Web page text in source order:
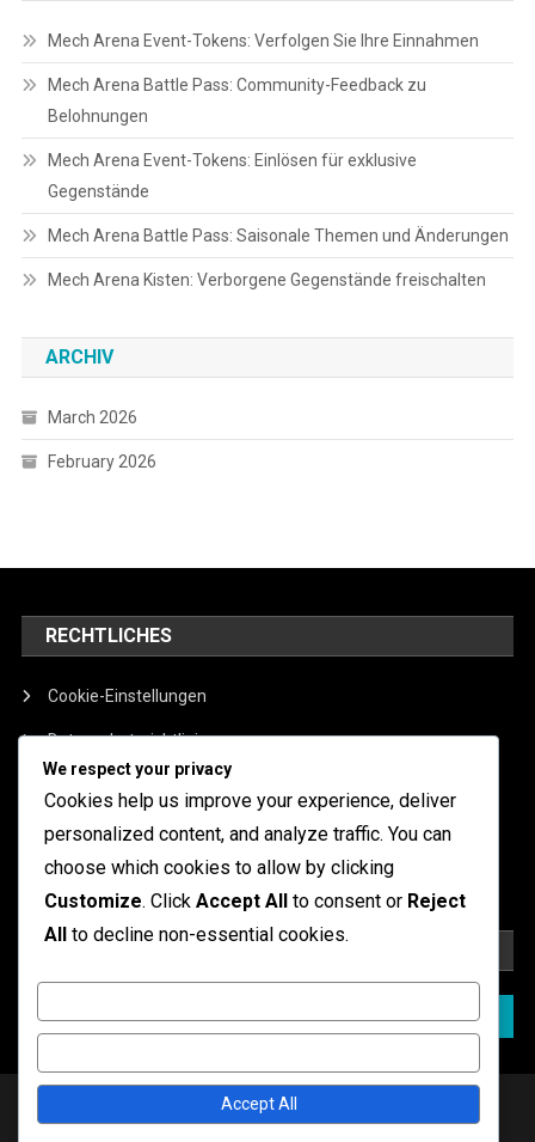
Mech Arena Event-Tokens: Verfolgen Sie Ihre Einnahmen
Mech Arena Battle Pass: Community-Feedback zu
Belohnungen
Mech Arena Event-Tokens: Einlösen für exklusive
Gegenstände
Mech Arena Battle Pass: Saisonale Themen und Änderungen
Mech Arena Kisten: Verborgene Gegenstände freischalten
ARCHIV
March 2026
February 2026
RECHTLICHES
Cookie-Einstellungen
Datenschutzrichtlinie
Allgemeine Geschäftsbedingungen
Über
Kontakt aufnehmen
for:
Theme: News Portal byMystery Themes
Cookie-Einstellungen
Datenschutzrichtlinie
We respect your privacy
Cookies help us improve your experience, deliver
personalized content, and analyze traffic. You can
choose which cookies to allow by clicking
Customize. Click Accept All to consent or Reject
All to decline non-essential cookies.
Accept All